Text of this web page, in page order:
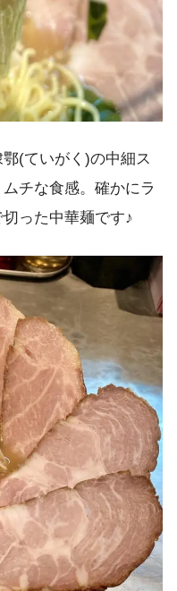
(ていがく)の中細ス
チな食感。確かにラ
った中華麺です♪